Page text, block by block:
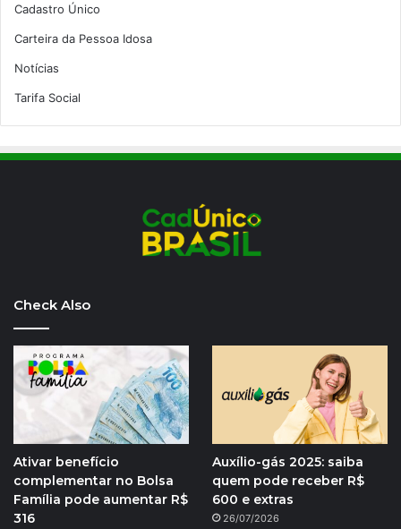
Cadastro Único
Carteira da Pessoa Idosa
Notícias
Tarifa Social
Check Also
Ativar benefício
complementar no Bolsa
Família pode aumentar R$
316
Auxílio-gás 2025: saiba
quem pode receber R$
600 e extras
26/07/2026